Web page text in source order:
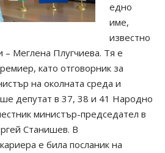
едно
име,
известно
– Меглена Плугчиева. Тя е
като отговорник за
на околната среда и
депутат в 37, 38 и 41 Народно
министър-председател в
Станишев. В
е била посланик на